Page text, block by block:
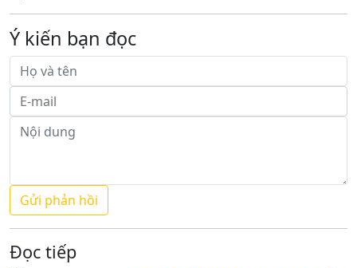
Ý kiến bạn đọc
Đọc tiếp